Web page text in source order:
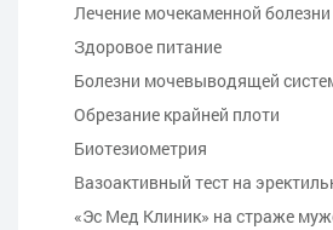
Лечение мочекаменной болезни
Здоровое питание
Болезни мочевыводящей
Обрезание крайней плоти
Биотезиометрия
Вазоактивный тест на
«Эс Мед Клиник» на страже